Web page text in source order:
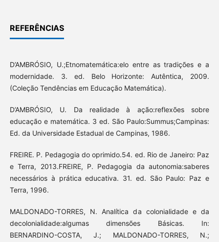
REFERÊNCIAS
D’AMBRÓSIO, U.;Etnomatemática:elo entre as tradições e a
modernidade. 3. ed. Belo Horizonte: Autêntica, 2009.
(Coleção Tendências em Educação Matemática).
D’AMBRÓSIO, U. Da realidade à ação:reflexões sobre
educação e matemática. 3 ed. São Paulo:Summus;Campinas:
Ed. da Universidade Estadual de Campinas, 1986.
FREIRE. P. Pedagogia do oprimido.54. ed. Rio de Janeiro: Paz
e Terra, 2013.FREIRE, P. Pedagogia da autonomia:saberes
necessários à prática educativa. 31. ed. São Paulo: Paz e
Terra, 1996.
MALDONADO-TORRES, N. Analítica da colonialidade e da
decolonialidade:algumas dimensões Básicas. In:
BERNARDINO-COSTA, J.; MALDONADO-TORRES, N.;